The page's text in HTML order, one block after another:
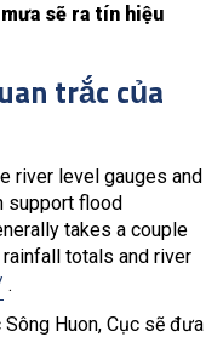
sẽ ra tín hiệu
trắc của
river level gauges and
support flood
takes a couple
totals and river
.
Huon, Cục sẽ đưa